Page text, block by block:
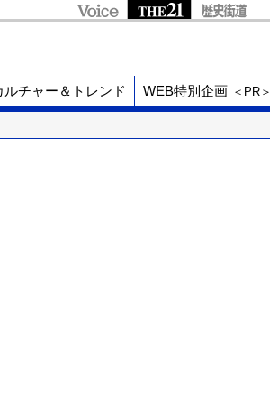
ルチャー＆トレンド WEB特別企画 ＜PR＞